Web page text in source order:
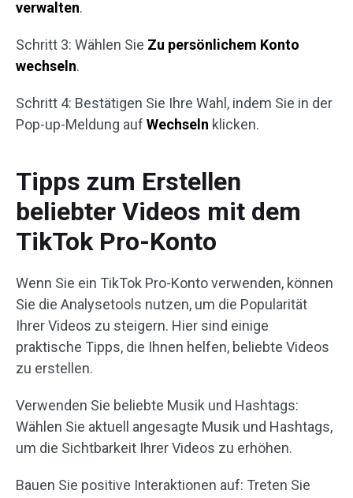
verwalten.
Schritt 3: Wählen Sie Zu persönlichem Konto
wechseln.
Schritt 4: Bestätigen Sie Ihre Wahl, indem Sie in der
Pop-up-Meldung auf Wechseln klicken.
Tipps zum Erstellen
beliebter Videos mit dem
TikTok Pro-Konto
Wenn Sie ein TikTok Pro-Konto verwenden, können
Sie die Analysetools nutzen, um die Popularität
Ihrer Videos zu steigern. Hier sind einige
praktische Tipps, die Ihnen helfen, beliebte Videos
zu erstellen.
Verwenden Sie beliebte Musik und Hashtags:
Wählen Sie aktuell angesagte Musik und Hashtags,
um die Sichtbarkeit Ihrer Videos zu erhöhen.
Bauen Sie positive Interaktionen auf: Treten Sie